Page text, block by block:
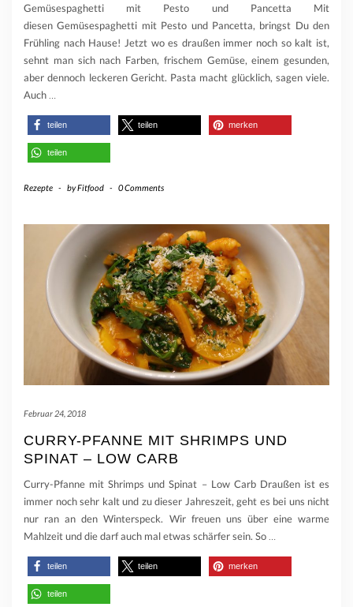
Gemüsespaghetti mit Pesto und Pancetta Mit
diesen Gemüsespaghetti mit Pesto und Pancetta, bringst Du den
Frühling nach Hause! Jetzt wo es draußen immer noch so kalt ist,
sehnt man sich nach Farben, frischem Gemüse, einem gesunden,
aber dennoch leckeren Gericht. Pasta macht glücklich, sagen viele.
Auch
teilen teilen merken
teilen
Rezepte - byFitfood - 0 Comments
Februar 24, 2018
CURRY-PFANNE MIT SHRIMPS UND
SPINAT – LOW CARB
Curry-Pfanne mit Shrimps und Spinat – Low Carb Draußen ist es
immer noch sehr kalt und zu dieser Jahreszeit, geht es bei uns nicht
nur ran an den Winterspeck. Wir freuen uns über eine warme
Mahlzeit und die darf auch mal etwas schärfer sein. So
teilen teilen merken
teilen